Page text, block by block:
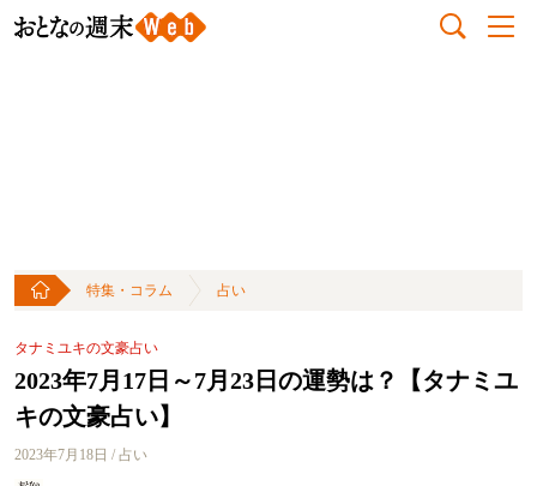
特集・コラム 占い
タナミユキの文豪占い
2023年7月17日～7月23日の運勢は？【タナミユ
キの文豪占い】
2023年7月18日 / 占い